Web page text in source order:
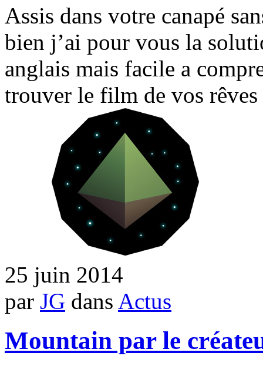
Assis dans votre canapé
bien j’ai pour vous la
anglais mais facile a
trouver le film de vos
25 juin 2014
par JG dans Actus
Mountain par le